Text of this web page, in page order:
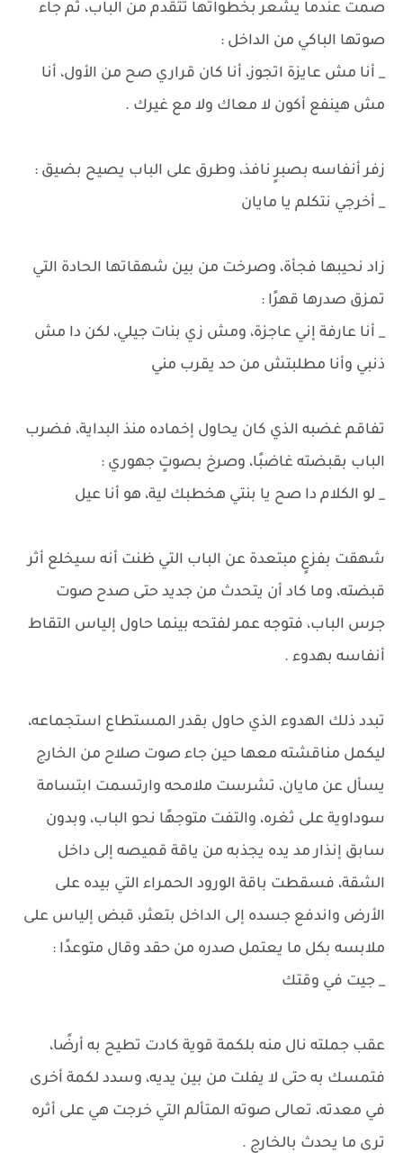
صمت عندما يشعر بخطواتها تتقدم من الباب، ثم جاء
صوتها الباكي من الداخل :
_ أنا مش عايزة اتجوز، أنا كان قراري صح من الأول، أنا
مش هينفع أكون لا معاك ولا مع غيرك .
زفر أنفاسه بصبرٍ نافذ، وطرق على الباب يصيح بضيق :
_ أخرجي نتكلم يا مايان
زاد نحيبها فجأة، وصرخت من بين شهقاتها الحادة التي
تمزق صدرها قهرًا :
_ أنا عارفة إني عاجزة، ومش زي بنات جيلي، لكن دا مش
ذنبي وأنا مطلبتش من حد يقرب مني
تفاقم غضبه الذي كان يحاول إخماده منذ البداية، فضرب
الباب بقبضته غاضبًا، وصرخ بصوتٍ جهوري :
_ لو الكلام دا صح يا بنتي هخطبك لية، هو أنا عيل
شهقت بفزعٍ مبتعدة عن الباب التي ظنت أنه سيخلع أثر
قبضته، وما كاد أن يتحدث من جديد حتى صدح صوت
جرس الباب، فتوجه عمر لفتحه بينما حاول إلياس التقاط
أنفاسه بهدوء .
تبدد ذلك الهدوء الذي حاول بقدر المستطاع استجماعه،
ليكمل مناقشته معها حين جاء صوت صلاح من الخارج
يسأل عن مايان، تشرست ملامحه وارتسمت ابتسامة
سوداوية على ثغره، والتفت متوجهًا نحو الباب، وبدون
سابق إنذار مد يده يجذبه من ياقة قميصه إلى داخل
الشقة، فسقطت باقة الورود الحمراء التي بيده على
الأرض واندفع جسده إلى الداخل بتعثر، قبض إلياس على
ملابسه بكل ما يعتمل صدره من حقد وقال متوعدًا :
_ جيت في وقتك
عقب جملته نال منه بلكمة قوية كادت تطيح به أرضًا،
فتمسك به حتى لا يفلت من بين يديه، وسدد لكمة أخرى
في معدته، تعالى صوته المتألم التي خرجت هي على أثره
ترى ما يحدث بالخارج .